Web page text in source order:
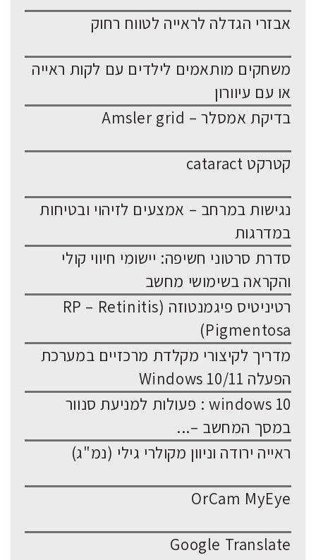
אבזרי הגדלה לראייה לטווח רחוק
משחקים מותאמים לילדים עם לקות ראייה
או עם עיוורון
בדיקת אמסלר – Amsler grid
קטרקט cataract
נגישות במרחב – אמצעים לזיהוי ובטיחות
במדרגות
סדרת סרטוני חשיפה: יישומי חיווי קולי
והקראה בשימושי מחשב
רטיניטיס פיגמנטוזה (RP – Retinitis
Pigmentosa)
מדריך לקיצורי מקלדת מרכזיים במערכת
הפעלה Windows 10/11
windows 10 : פעולות למניעת סנוור
במסך המחשב –...
ראייה ירודה וניוון מקולרי גילי (נמ"ג)
OrCam MyEye
Google Translate